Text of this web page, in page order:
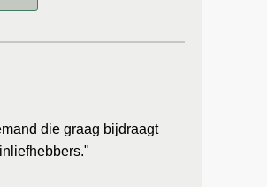
die graag bijdraagt